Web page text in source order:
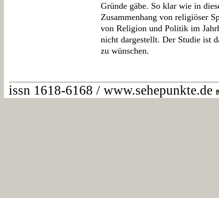
Gründe gäbe. So klar wie in
Zusammenhang von religiöser
von Religion und Politik im
nicht dargestellt. Der Studie ist
zu wünschen.
issn 1618-6168 / www.sehepunkte.de